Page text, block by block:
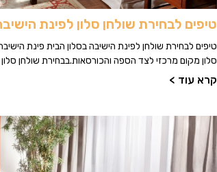
טיפים לבחירת שולחן סלון לפינת
טיפים לבחירת שולחן לפינת הישיבה בסלון הבית פינת
סלון מקום מרכזי לצד הספה והכורסאות.בבחירת שולחן סלון
קרא עוד >